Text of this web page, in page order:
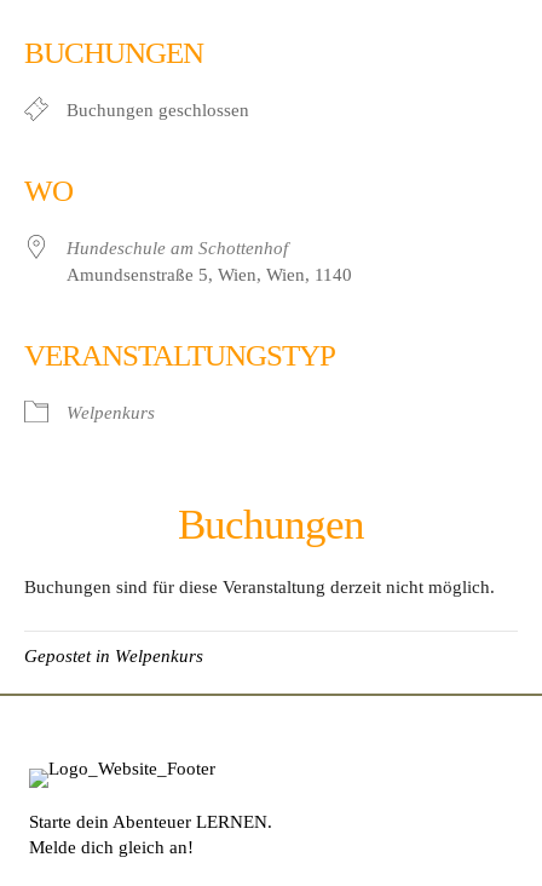
BUCHUNGEN
Buchungen geschlossen
WO
Hundeschule am Schottenhof
Amundsenstraße 5, Wien, Wien, 1140
VERANSTALTUNGSTYP
Welpenkurs
Buchungen
Buchungen sind für diese Veranstaltung derzeit nicht möglich.
Gepostet in Welpenkurs
Starte dein Abenteuer LERNEN.
Melde dich gleich an!